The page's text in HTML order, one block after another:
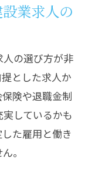
業求人の
の選び方が非
とした求人か
険や退職金制
しているかも
た雇用と働き
。